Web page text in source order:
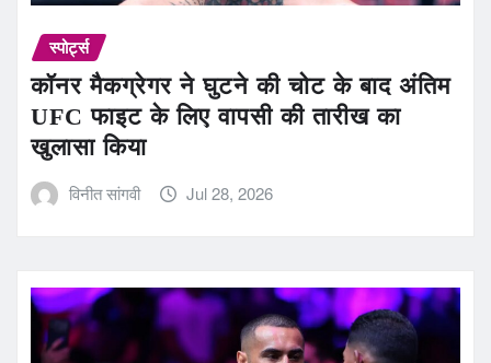
स्पोर्ट्स
कॉनर मैकग्रेगर ने घुटने की चोट के बाद अंतिम
UFC फाइट के लिए वापसी की तारीख का
खुलासा किया
विनीत सांगवी Jul 28, 2026